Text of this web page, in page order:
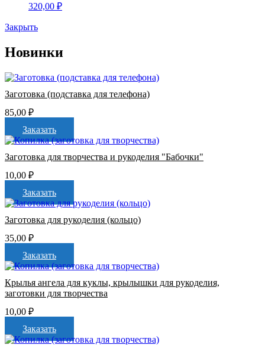
320,00 ₽
Закрыть
Новинки
Заготовка (подставка для телефона)
85,00 ₽
Заказать
Заготовка для творчества и рукоделия "Бабочки"
10,00 ₽
Заказать
Заготовка для рукоделия (кольцо)
35,00 ₽
Заказать
Крылья ангела для куклы, крылышки для рукоделия,
заготовки для творчества
10,00 ₽
Заказать